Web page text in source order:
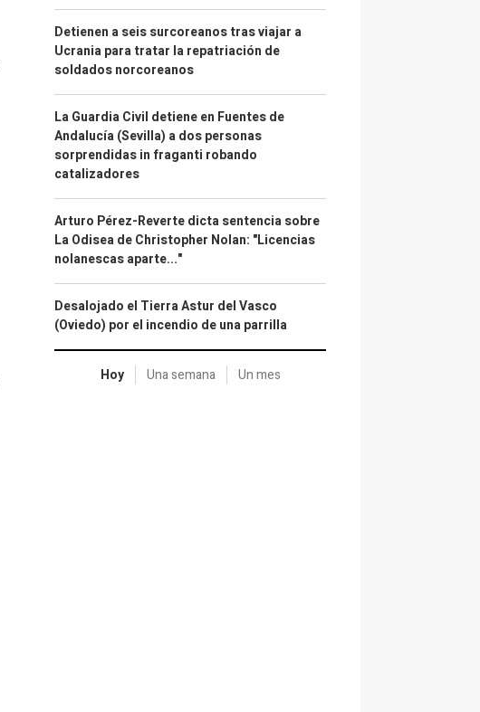
Detienen a seis surcoreanos tras viajar a
Ucrania para tratar la repatriación de
soldados norcoreanos
La Guardia Civil detiene en Fuentes de
Andalucía (Sevilla) a dos personas
sorprendidas in fraganti robando
catalizadores
Arturo Pérez-Reverte dicta sentencia sobre
La Odisea de Christopher Nolan: "Licencias
nolanescas aparte..."
Desalojado el Tierra Astur del Vasco
(Oviedo) por el incendio de una parrilla
Hoy Una semana Un mes